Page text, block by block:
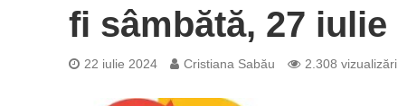
fi sâmbătă, 27 iulie
22 iulie 2024 Cristiana Sabău 2.308 vizualizări